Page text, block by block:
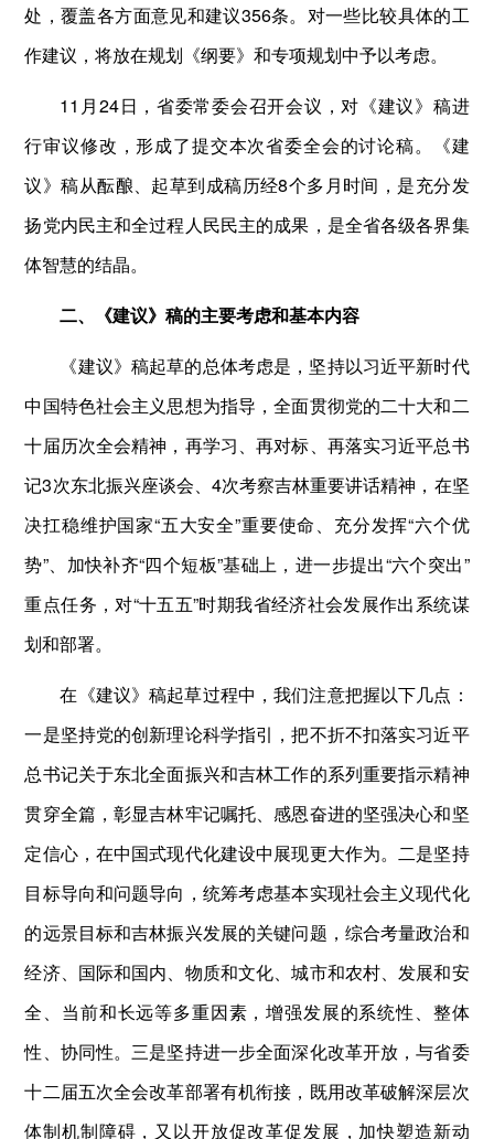
处，覆盖各方面意见和建议356条。对一些比较具体的工
作建议，将放在规划《纲要》和专项规划中予以考虑。
11月24日，省委常委会召开会议，对《建议》稿进
行审议修改，形成了提交本次省委全会的讨论稿。《建
议》稿从酝酿、起草到成稿历经8个多月时间，是充分发
扬党内民主和全过程人民民主的成果，是全省各级各界集
体智慧的结晶。
二、《建议》稿的主要考虑和基本内容
《建议》稿起草的总体考虑是，坚持以习近平新时代
中国特色社会主义思想为指导，全面贯彻党的二十大和二
十届历次全会精神，再学习、再对标、再落实习近平总书
记3次东北振兴座谈会、4次考察吉林重要讲话精神，在坚
决扛稳维护国家“五大安全”重要使命、充分发挥“六个优
势”、加快补齐“四个短板”基础上，进一步提出“六个突出”
重点任务，对“十五五”时期我省经济社会发展作出系统谋
划和部署。
在《建议》稿起草过程中，我们注意把握以下几点：
一是坚持党的创新理论科学指引，把不折不扣落实习近平
总书记关于东北全面振兴和吉林工作的系列重要指示精神
贯穿全篇，彰显吉林牢记嘱托、感恩奋进的坚强决心和坚
定信心，在中国式现代化建设中展现更大作为。二是坚持
目标导向和问题导向，统筹考虑基本实现社会主义现代化
的远景目标和吉林振兴发展的关键问题，综合考量政治和
经济、国际和国内、物质和文化、城市和农村、发展和安
全、当前和长远等多重因素，增强发展的系统性、整体
性、协同性。三是坚持进一步全面深化改革开放，与省委
十二届五次全会改革部署有机衔接，既用改革破解深层次
体制机制障碍，又以开放促改革促发展，加快塑造新动